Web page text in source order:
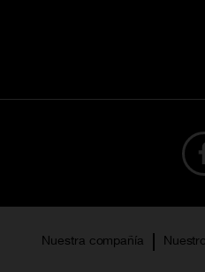
Nuestra compañía